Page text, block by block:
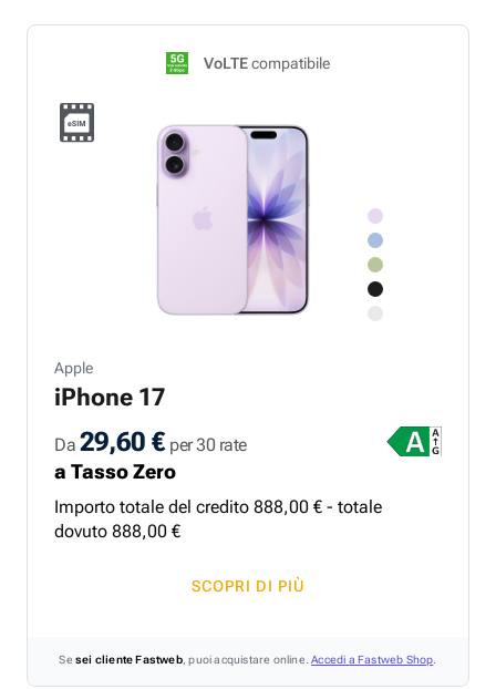
VoLTEcompatibile
Apple
iPhone 17
Da 29,60 €per 30 rate
a Tasso Zero
Importo totale del credito 888,00 € - totale
dovuto 888,00 €
SCOPRI DI PIÙ
Sesei cliente Fastweb, puoi acquistare online.Accedi a Fastweb Shop